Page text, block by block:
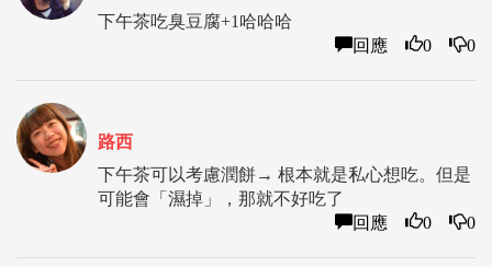
下午茶吃臭豆腐+1哈哈哈
回應
0 0
路西
下午茶可以考慮潤餅→ 根本就是私心想吃。但是
可能會「濕掉」，那就不好吃了
回應
0 0